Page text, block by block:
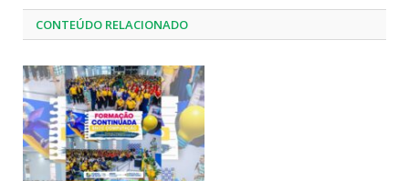
CONTEÚDO RELACIONADO